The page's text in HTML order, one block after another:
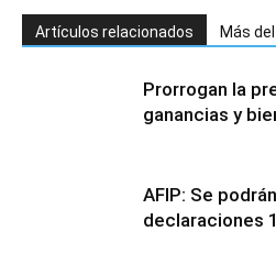
Artículos relacionados Más
Prorrogan la
ganancias y
AFIP: Se
declaraciones